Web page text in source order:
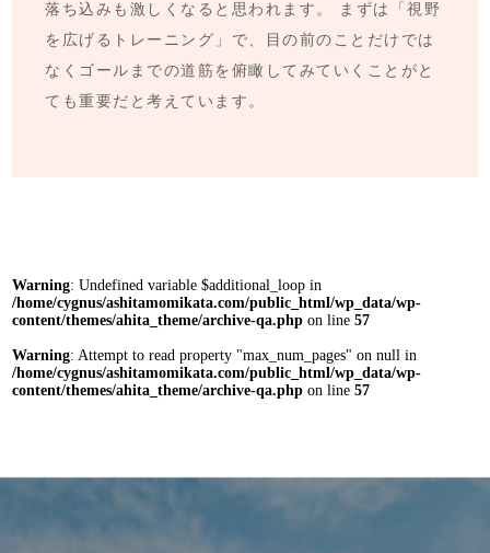
落ち込みも激しくなると思われます。 まずは「視野
を広げるトレーニング」で、目の前のことだけでは
なくゴールまでの道筋を俯瞰してみていくことがと
ても重要だと考えています。
Warning: Undefined variable $additional_loop in
/home/cygnus/ashitamomikata.com/public_html/wp_data/wp-
content/themes/ahita_theme/archive-qa.php on line57
Warning: Attempt to read property "max_num_pages" on null in
/home/cygnus/ashitamomikata.com/public_html/wp_data/wp-
content/themes/ahita_theme/archive-qa.php on line57